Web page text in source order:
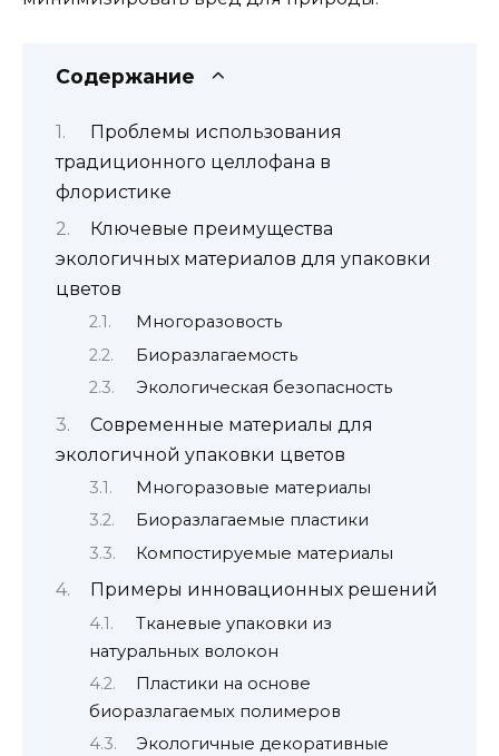
Содержание
Проблемы использования
традиционного целлофана в
флористике
Ключевые преимущества
экологичных материалов для упаковки
цветов
Многоразовость
Биоразлагаемость
Экологическая безопасность
Современные материалы для
экологичной упаковки цветов
Многоразовые материалы
Биоразлагаемые пластики
Компостируемые материалы
Примеры инновационных решений
Тканевые упаковки из
натуральных волокон
Пластики на основе
биоразлагаемых полимеров
Экологичные декоративные